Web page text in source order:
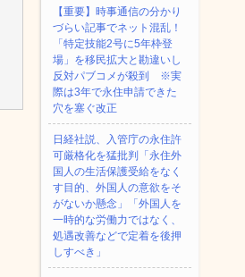
【重要】時事通信の分かり
づらい記事でネット混乱！
「特定技能2号に5年枠登
場」を移民拡大と勘違いし
反対パブコメが殺到 ※実
際は3年で永住申請できた
穴を塞ぐ改正
日経社説、入管庁の永住許
可厳格化を猛批判「永住外
国人の生活保護受給をなく
す目的、外国人の意欲をそ
がないか懸念」「外国人を
一時的な労働力ではなく、
処遇改善などで定着を後押
しすべき」